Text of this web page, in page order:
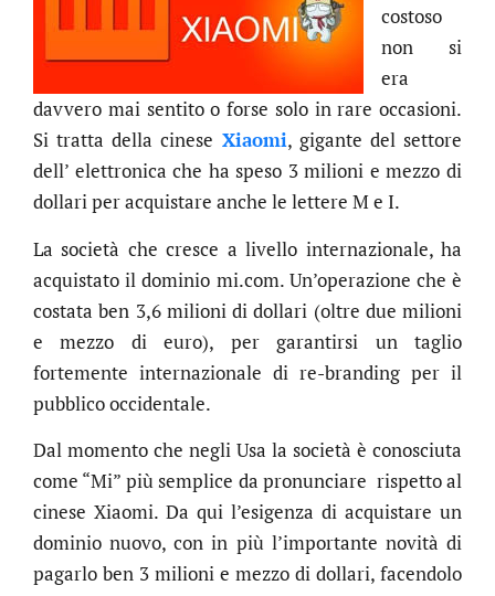
costoso
non si
era
davvero mai sentito o forse solo in rare occasioni.
Si tratta della cinese Xiaomi, gigante del settore
dell’ elettronica che ha speso 3 milioni e mezzo di
dollari per acquistare anche le lettere M e I.
La società che cresce a livello internazionale, ha
acquistato il dominio mi.com. Un’operazione che è
costata ben 3,6 milioni di dollari (oltre due milioni
e mezzo di euro), per garantirsi un taglio
fortemente internazionale di re-branding per il
pubblico occidentale.
Dal momento che negli Usa la società è conosciuta
come “Mi” più semplice da pronunciare rispetto al
cinese Xiaomi. Da qui l’esigenza di acquistare un
dominio nuovo, con in più l’importante novità di
pagarlo ben 3 milioni e mezzo di dollari, facendolo